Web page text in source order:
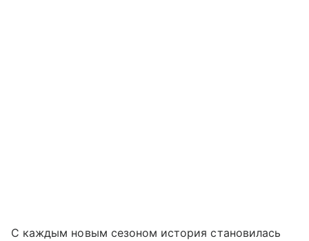
С каждым новым сезоном история становилась